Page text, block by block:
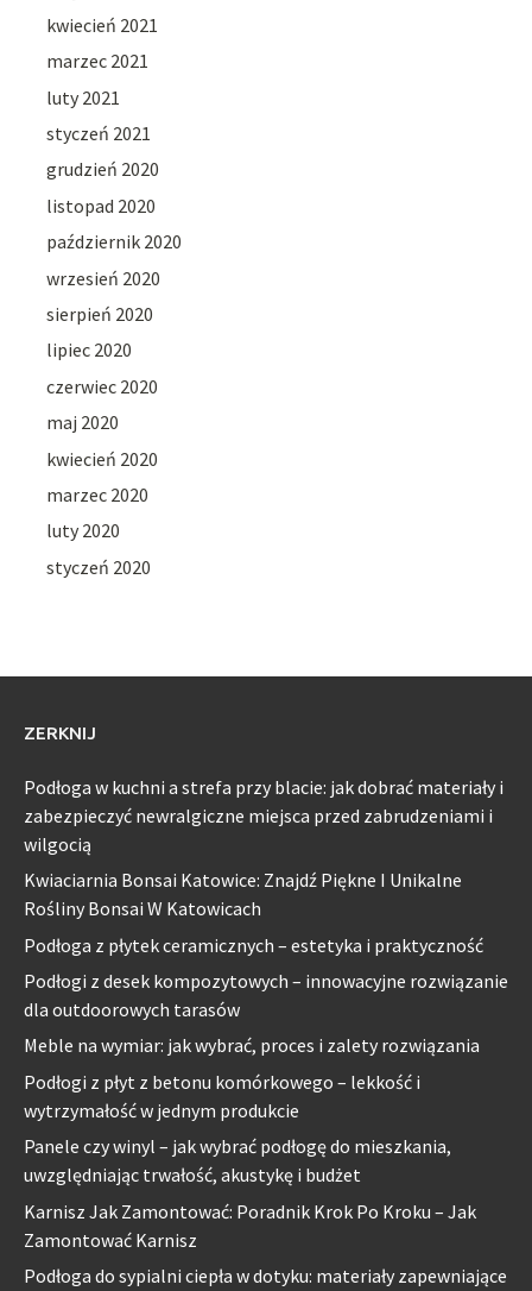
kwiecień 2021
marzec 2021
luty 2021
styczeń 2021
grudzień 2020
listopad 2020
październik 2020
wrzesień 2020
sierpień 2020
lipiec 2020
czerwiec 2020
maj 2020
kwiecień 2020
marzec 2020
luty 2020
styczeń 2020
ZERKNIJ
Podłoga w kuchni a strefa przy blacie: jak dobrać materiały i
zabezpieczyć newralgiczne miejsca przed zabrudzeniami i
wilgocią
Kwiaciarnia Bonsai Katowice: Znajdź Piękne I Unikalne
Rośliny Bonsai W Katowicach
Podłoga z płytek ceramicznych – estetyka i praktyczność
Podłogi z desek kompozytowych – innowacyjne rozwiązanie
dla outdoorowych tarasów
Meble na wymiar: jak wybrać, proces i zalety rozwiązania
Podłogi z płyt z betonu komórkowego – lekkość i
wytrzymałość w jednym produkcie
Panele czy winyl – jak wybrać podłogę do mieszkania,
uwzględniając trwałość, akustykę i budżet
Karnisz Jak Zamontować: Poradnik Krok Po Kroku – Jak
Zamontować Karnisz
Podłoga do sypialni ciepła w dotyku: materiały zapewniające